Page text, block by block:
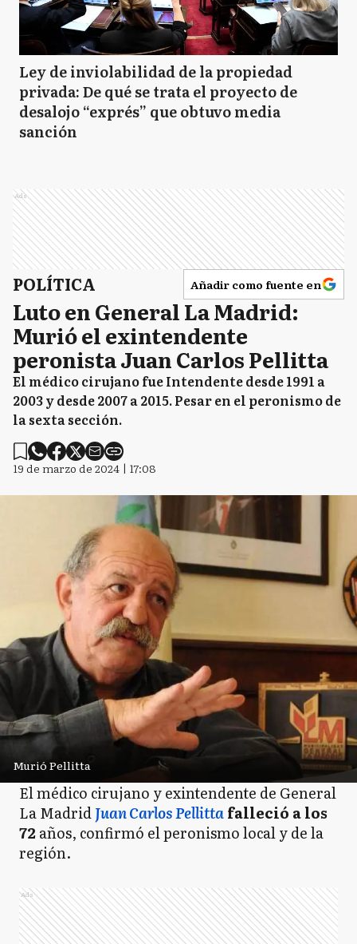
Ley de inviolabilidad de la propiedad
privada: De qué se trata el proyecto de
desalojo “exprés” que obtuvo media
sanción
Ads
POLÍTICA Añadir como fuente en
Luto en General La Madrid:
Murió el exintendente
peronista Juan Carlos Pellitta
El médico cirujano fue Intendente desde 1991 a
2003 y desde 2007 a 2015. Pesar en el peronismo de
la sexta sección.
19 de marzo de 2024 | 17:08
Murió Pellitta
El médico cirujano y exintendente de General
La MadridJuan Carlos Pellittafalleció a los
72años, confirmó el peronismo local y de la
región.
Ads